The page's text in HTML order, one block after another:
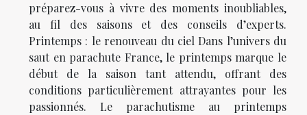
préparez-vous à vivre des moments inoubliables,
au fil des saisons et des conseils d’experts.
Printemps : le renouveau du ciel Dans l’univers du
saut en parachute France, le printemps marque le
début de la saison tant attendu, offrant des
conditions particulièrement attrayantes pour les
passionnés. Le parachutisme au printemps